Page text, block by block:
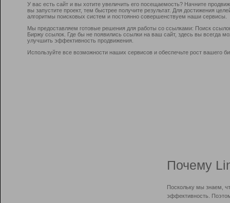
У вас есть сайт и вы хотите увеличить его посещаемость? Начните
вы запустите проект, тем быстрее получите результат. Для достижения
алгоритмы поисковых систем и постоянно совершенствуем наши сервисы.
Мы предоставляем готовые решения для работы со ссылками: Поиск
Биржу ссылок. Где бы не появились ссылки на ваш сайт, здесь вы всегда
улучшить эффективность продвижения.
Используйте все возможности наших сервисов и обеспечьте рост вашего
Почему
Поскольку мы знаем,
эффективность.